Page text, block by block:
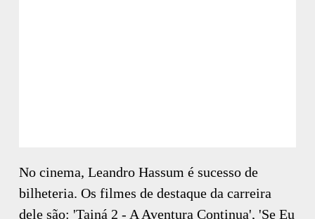
No cinema, Leandro Hassum é sucesso de
bilheteria. Os filmes de destaque da carreira
dele são: 'Tainá 2 - A Aventura Continua', 'Se Eu